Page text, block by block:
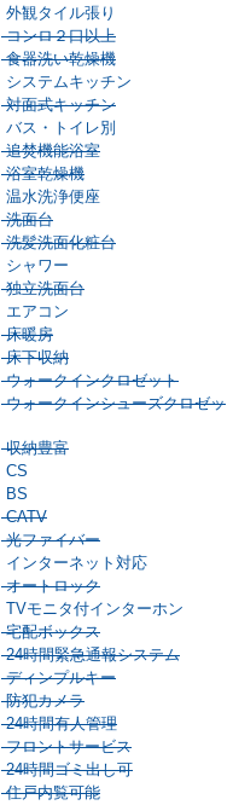
外観タイル張り
コンロ２口以上
食器洗い乾燥機
システムキッチン
対面式キッチン
バス・トイレ別
追焚機能浴室
浴室乾燥機
温水洗浄便座
洗面台
洗髪洗面化粧台
シャワー
独立洗面台
エアコン
床暖房
床下収納
ウォークインクロゼット
ウォークインシューズクロゼッ
収納豊富
CS
BS
CATV
光ファイバー
インターネット対応
オートロック
TVモニタ付インターホン
宅配ボックス
24時間緊急通報システム
ディンプルキー
防犯カメラ
24時間有人管理
フロントサービス
24時間ゴミ出し可
住戸内覧可能